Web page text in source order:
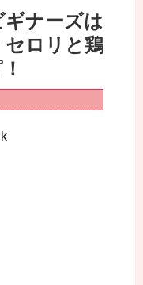
ナーズは
ロリと鶏